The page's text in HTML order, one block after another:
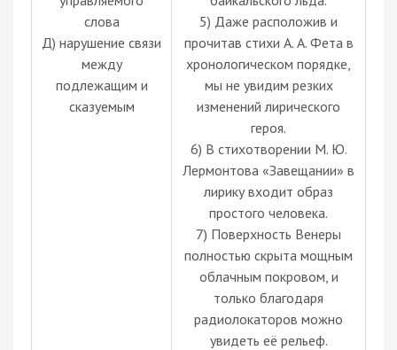
слова
Д) нарушение связи
между
подлежащим и
сказуемым
5) Даже расположив и
прочитав стихи А. А. Фета в
хронологическом порядке,
мы не увидим резких
изменений лирического
героя.
6) В стихотворении М. Ю.
Лермонтова «Завещании» в
лирику входит образ
простого человека.
7) Поверхность Венеры
полностью скрыта мощным
облачным покровом, и
только благодаря
радиолокаторов можно
увидеть её рельеф.